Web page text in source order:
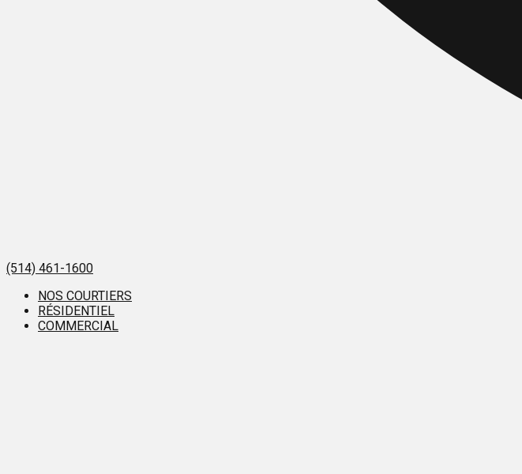
(514) 461-1600
NOS COURTIERS
RÉSIDENTIEL
COMMERCIAL